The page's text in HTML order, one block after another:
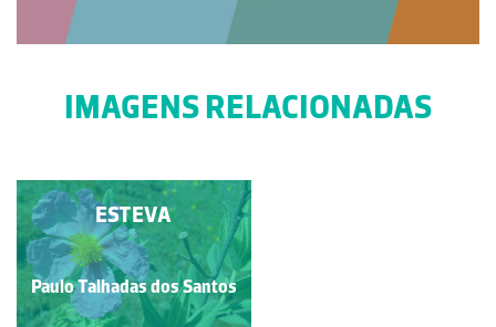
IMAGENS RELACIONADAS
FLOR DO
A&CCEDIL;AFRÃO-
BRAVO
Paulo Talhadas dos Santos
ESTEVA
Paulo Talhadas dos Santos